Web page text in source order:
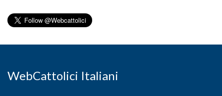
WebCattolici Italiani